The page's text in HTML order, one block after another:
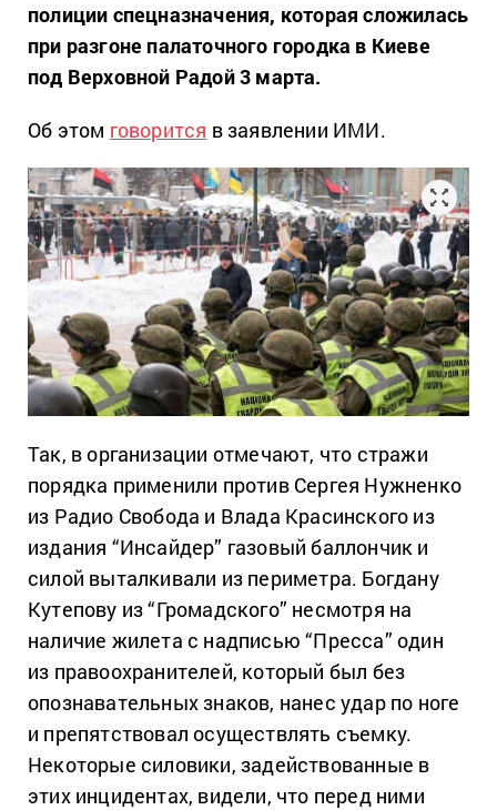
полиции спецназначения, которая сложилась
при разгоне палаточного городка в Киеве
под Верховной Радой 3 марта.
Об этом говорится в заявлении ИМИ.
Так, в организации отмечают, что стражи
порядка применили против Сергея Нужненко
из Радио Свобода и Влада Красинского из
издания “Инсайдер” газовый баллончик и
силой выталкивали из периметра. Богдану
Кутепову из “Громадского” несмотря на
наличие жилета с надписью “Пресса” один
из правоохранителей, который был без
опознавательных знаков, нанес удар по ноге
и препятствовал осуществлять съемку.
Некоторые силовики, задействованные в
этих инцидентах, видели, что перед ними